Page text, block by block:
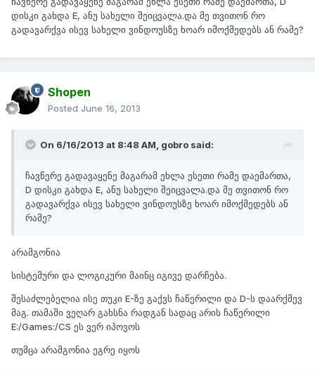
დისკი გახდა E, ანუ სახელი შეიცვალა.და მე თვითონ რო
გადავარქვა ისევ სახელი ვინდოუსზე ხოარ იმოქმედებს ან რამე?
Shopen
Posted June 16, 2013
On 6/16/2013 at 8:48 AM, gobro said:
ჩავწერე გადავაყენე მაგარამ ეხლა ესეთი რამე დაემართა,
D დისკი გახდა E, ანუ სახელი შეიცვალა.და მე თვითონ რო
გადავარქვა ისევ სახელი ვინდოუსზე ხოარ იმოქმედებს ან
რამე?
არამგონია
სისტემური და ლოგიკური მაინც იგივე დარჩება.
შესაძლებელია ისე თუკი E-ზე გაქვს ჩაწერილი და D-ს დაარქმევ
მაგ. თამაში ვეღარ გახსნა რადგან სადაც არის ჩაწერილი
E:/Games:/CS ეს ვერ იპოვოს
თუმცა არამგონია ეგრე იყოს